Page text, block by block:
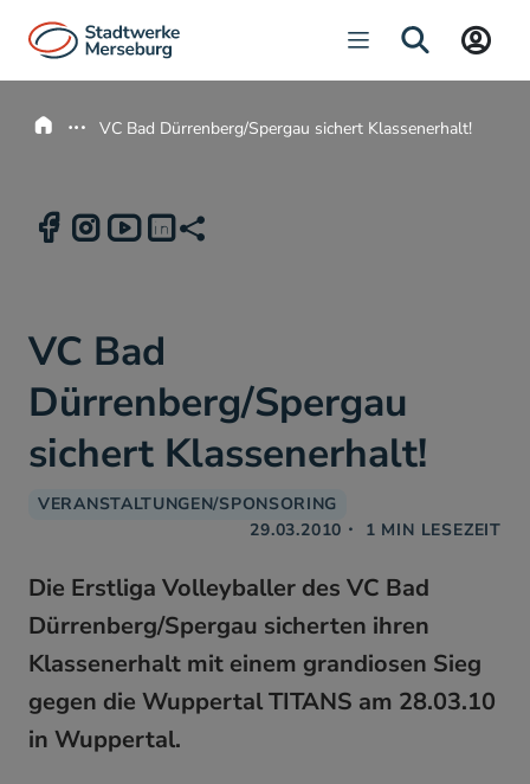
Navigation öffnen
StartseiteVC Bad Dürrenberg/Spergau sichert Klassenerhalt!
FacebookFacebook
Facebook
InstagramInstagram
Instagram
Youtube
YoutubeLinkedIn
LinkedIn
Teilen
Link zum Teilen kopieren
VC Bad
Dürrenberg/Spergau
sichert Klassenerhalt!
VERANSTALTUNGEN/SPONSORING
29.03.2010 ・ 1 MIN LESEZEIT
Die Erstliga Volleyballer des VC Bad
Dürrenberg/Spergau sicherten ihren
Klassenerhalt mit einem grandiosen Sieg
gegen die Wuppertal TITANS am 28.03.10
in Wuppertal.